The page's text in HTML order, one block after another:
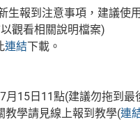
生報到注意事項，建議使
觀看相關說明檔案)
連結下載。
15日11點(建議勿拖到
教學請見線上報到教學(連